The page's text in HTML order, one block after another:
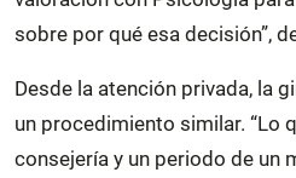
sobre por qué esa decisión”,
Desde la atención privada, la
un procedimiento similar. “Lo
consejería y un periodo de un